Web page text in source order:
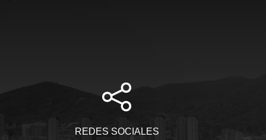
REDES SOCIALES